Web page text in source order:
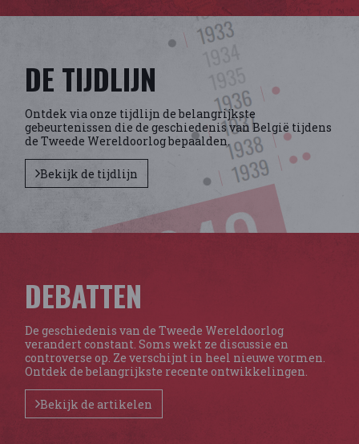
DE TIJDLIJN
Ontdek via onze tijdlijn de belangrijkste
gebeurtenissen die de geschiedenis van België tijdens
de Tweede Wereldoorlog bepaalden.
Bekijk de tijdlijn
DEBATTEN
De geschiedenis van de Tweede Wereldoorlog
verandert constant. Soms wekt ze discussie en
controverse op. Ze verschijnt in heel nieuwe vormen.
Ontdek de belangrijkste recente ontwikkelingen.
Bekijk de artikelen